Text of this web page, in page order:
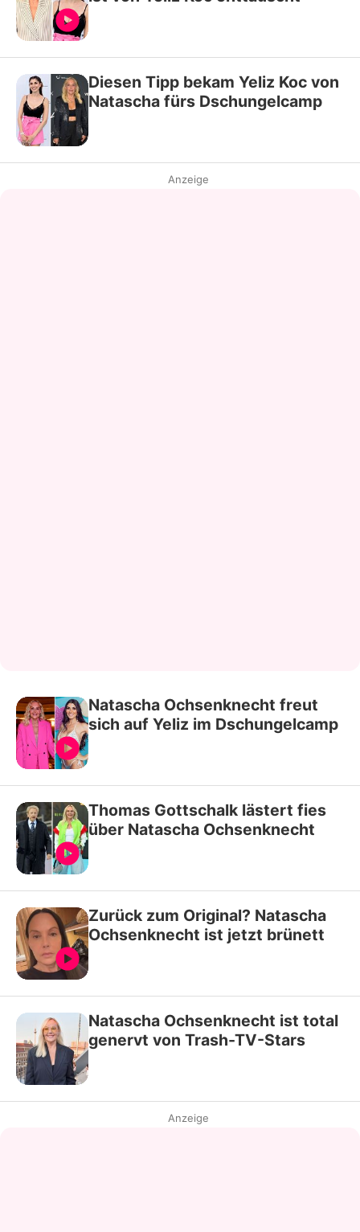
Diesen Tipp bekam Yeliz Koc von
Natascha fürs Dschungelcamp
Anzeige
Natascha Ochsenknecht freut
sich auf Yeliz im Dschungelcamp
Thomas Gottschalk lästert fies
über Natascha Ochsenknecht
Zurück zum Original? Natascha
Ochsenknecht ist jetzt brünett
Natascha Ochsenknecht ist total
genervt von Trash-TV-Stars
Anzeige